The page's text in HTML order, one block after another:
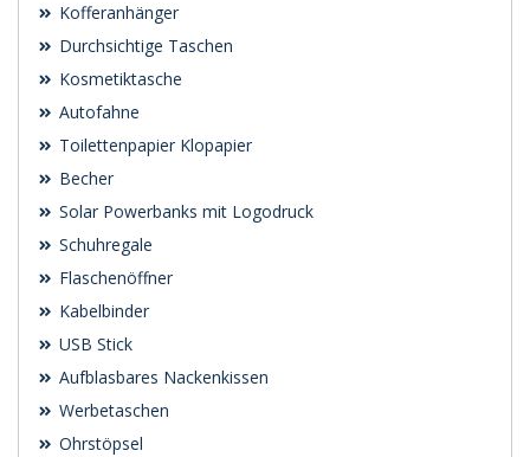
Kofferanhänger
Durchsichtige Taschen
Kosmetiktasche
Autofahne
Toilettenpapier Klopapier
Becher
Solar Powerbanks mit Logodruck
Schuhregale
Flaschenöffner
Kabelbinder
USB Stick
Aufblasbares Nackenkissen
Werbetaschen
Ohrstöpsel